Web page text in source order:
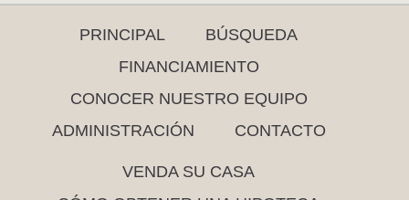
PRINCIPAL
BÚSQUEDA
FINANCIAMIENTO
CONOCER NUESTRO EQUIPO
ADMINISTRACIÓN
CONTACTO
VENDA SU CASA